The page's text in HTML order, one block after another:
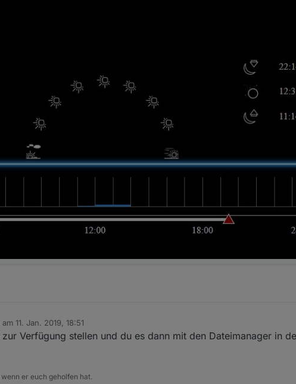
am11. Jan. 2019, 18:51
von
Verfügung stellen und du es dann mit den Dateimanager in
er euch geholfen hat.